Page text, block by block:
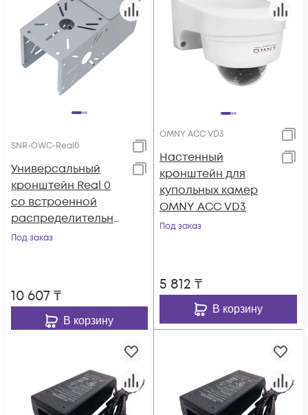
SNR-OWC-Real0
Универсальный
кронштейн Real 0
со встроенной
распределительно
й коробкой
Под заказ
10 607₸
В корзину
OMNY ACC VD3
Настенный
кронштейн для
купольных камер
OMNY ACC VD3
Под заказ
5 812 ₸
В корзину